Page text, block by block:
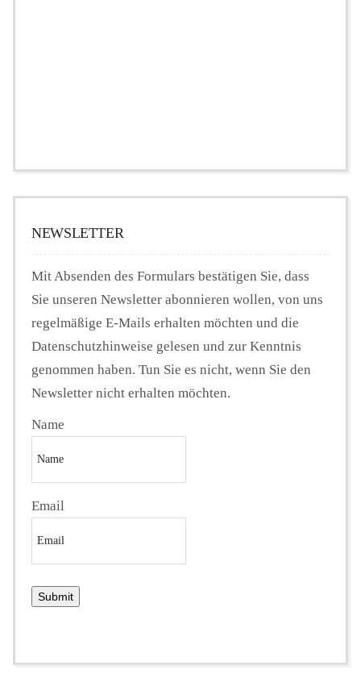
NEWSLETTER
Mit Absenden des Formulars bestätigen Sie, dass
Sie unseren Newsletter abonnieren wollen, von uns
regelmäßige E-Mails erhalten möchten und die
Datenschutzhinweise gelesen und zur Kenntnis
genommen haben. Tun Sie es nicht, wenn Sie den
Newsletter nicht erhalten möchten.
Name
Email